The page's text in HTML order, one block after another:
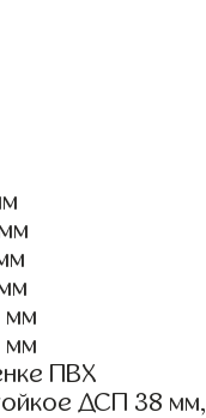
мм
мм
ПВХ
ДСП 38 мм,